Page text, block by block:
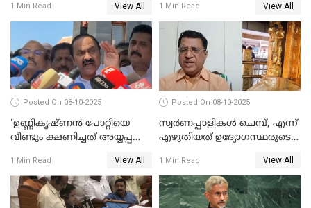
ഉത്തരവിട്ട് ഹൈക്കോടതി
WATCH VIDEO
1 Min Read View All
പ്രതിപക്ഷം WATCH VIDEO
1 Min Read View All
Posted On 08-10-2025
'ഉണ്ണികൃഷ്ണന്‍ പോറ്റിയെ
വീണ്ടും ക്ഷണിച്ചത് അയ്യപ്പ
അടിച്ചുമാറ്റാനാണെന്ന്
സംശയമുണ്ട്'; വി ഡി
സതീശൻ
1 Min Read View All
Posted On 08-10-2025
സ്വർണപ്പാളികൾ ചെമ്പ്, എന്ന്
എഴുതിയത് ഉദ്യോഗസ്ഥരുടെ
ടി.കെ.രാജഗോപാല്‍
1 Min Read View All